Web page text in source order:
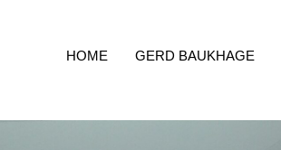
HOME GERD BAUKHAGE